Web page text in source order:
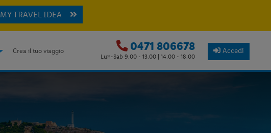
MY TRAVEL IDEA
Crea il tuo viaggio 0471 806678
Lun-Sab 9.00 - 13.00 | 14.00 - 18.00
Accedi